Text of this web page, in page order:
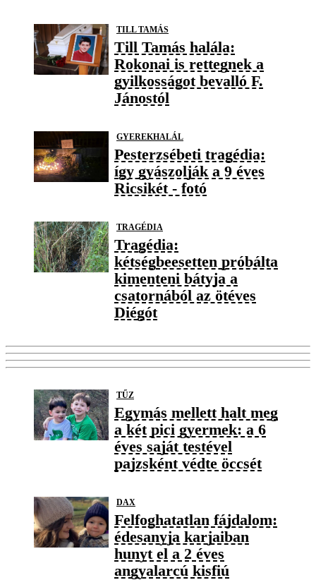
TILL TAMÁS
Till Tamás halála:
Rokonai is rettegnek a
gyilkosságot bevalló F.
Jánostól
GYEREKHALÁL
Pesterzsébeti tragédia:
így gyászolják a 9 éves
Ricsikét - fotó
TRAGÉDIA
Tragédia:
kétségbeesetten próbálta
kimenteni bátyja a
csatornából az ötéves
Diégót
TŰZ
Egymás mellett halt meg
a két pici gyermek: a 6
éves saját testével
pajzsként védte öccsét
DAX
Felfoghatatlan fájdalom:
édesanyja karjaiban
hunyt el a 2 éves
angyalarcú kisfiú